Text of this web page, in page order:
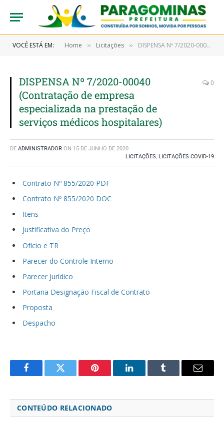
VOCÊ ESTÁ EM: Home » Licitações » DISPENSA Nº 7/2020-00040 (Contratação de empresa especializada na prestação de serviços médicos hospitalares)
DISPENSA Nº 7/2020-00040
(Contratação de empresa
especializada na prestação de
serviços médicos hospitalares)
0
DE ADMINISTRADOR ON 15 DE JUNHO DE 2020
LICITAÇÕES, LICITAÇÕES COVID-19
Contrato Nº 855/2020 PDF
Contrato Nº 855/2020 DOC
Itens
Justificativa do Preço
Ofício e TR
Parecer do Controle Interno
Parecer Jurídico
Portaria Designação Fiscal de Contrato
Proposta
Despacho
FacebookTwitter Pinterest LinkedInTumblr Email
CONTEÚDO RELACIONADO